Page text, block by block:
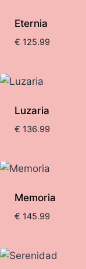
Eternia
€ 125.99
Luzaria
€ 136.99
Memoria
€ 145.99